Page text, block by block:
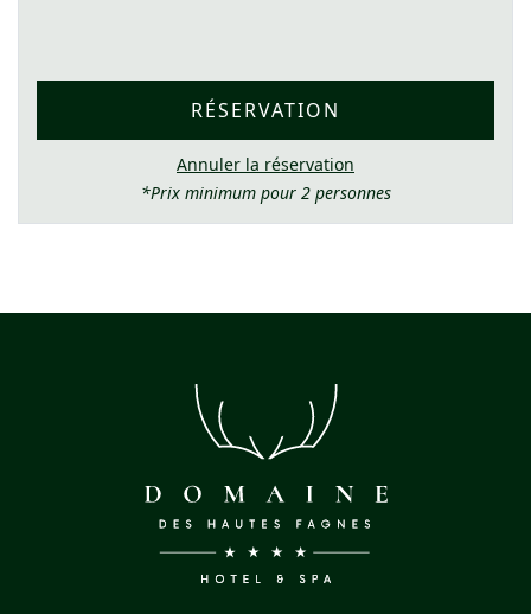
RÉSERVATION
Annuler la réservation
*Prix minimum pour 2 personnes